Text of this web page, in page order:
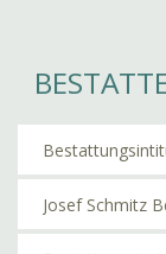
Josef Schmitz